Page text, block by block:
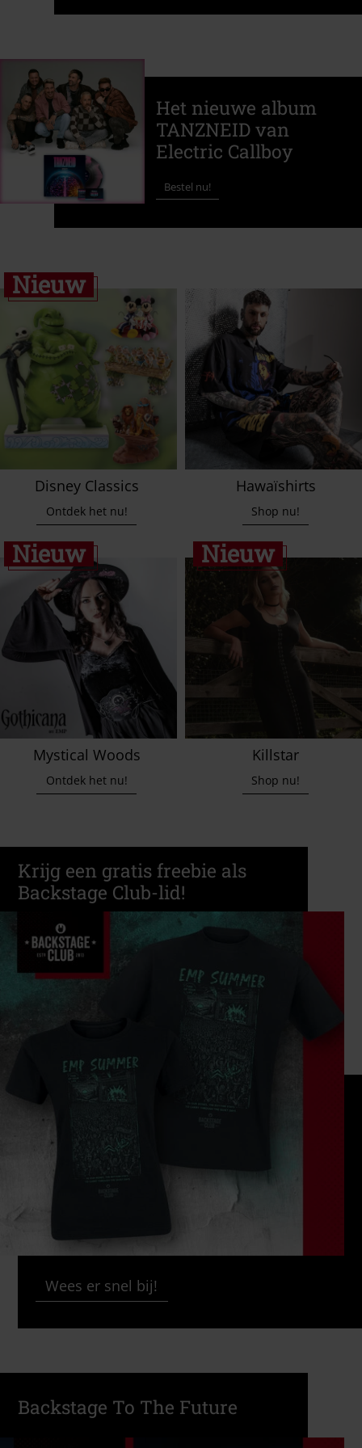
Het nieuwe album
TANZNEID van
Electric Callboy
Bestel nu!
Nieuw
Disney Classics
Ontdek het nu!
Hawaïshirts
Shop nu!
Nieuw
Mystical Woods
Ontdek het nu!
Nieuw
Killstar
Shop nu!
Krijg een gratis freebie als
Backstage Club-lid!
Wees er snel bij!
Backstage To The Future